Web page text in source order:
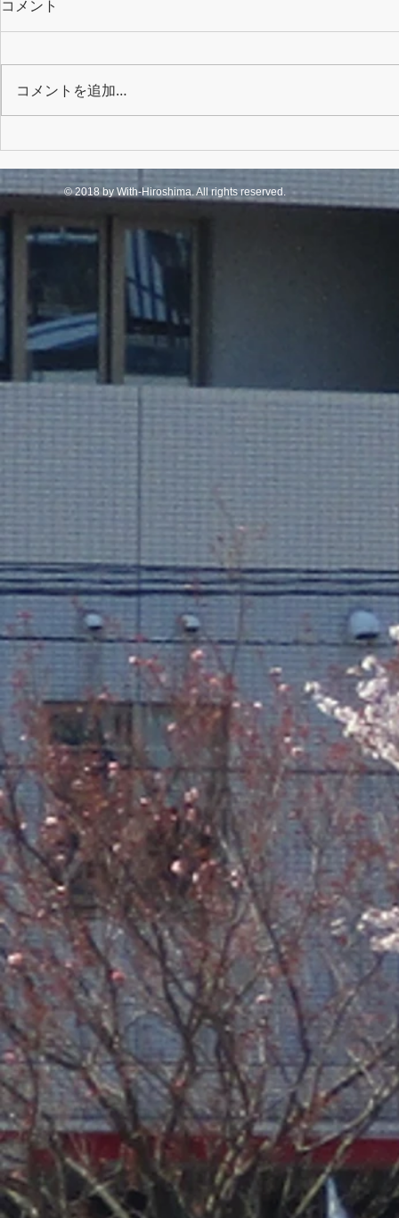
クリスマス交流会
コメント
コメントを追加…
© 2018 by With-Hiroshima. All rights reserved.